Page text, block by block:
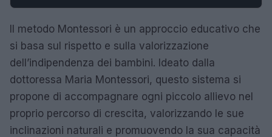
Il metodo Montessori è un approccio educativo che
si basa sul rispetto e sulla valorizzazione
dell’indipendenza dei bambini. Ideato dalla
dottoressa Maria Montessori, questo sistema si
propone di accompagnare ogni piccolo allievo nel
proprio percorso di crescita, valorizzando le sue
inclinazioni naturali e promuovendo la sua capacità